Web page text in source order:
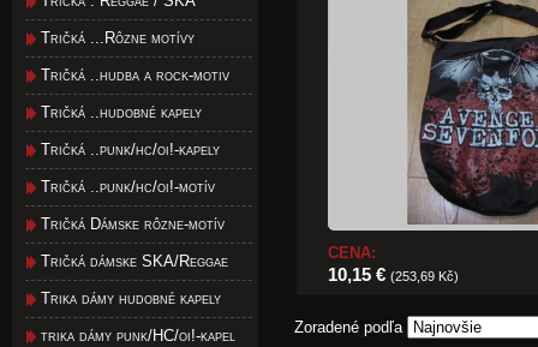
Tričká ...Rôzne motívy
Tričká ..hudba a rock-motiv
Tričká ..hudobné kapely
Tričká ..punk/hc/oi!-kapely
Tričká ..punk/hc/oi!-motív
Tričká Dámske rôzne-motív
Tričká dámske SKA/Reggae
Trika dámy hudobné kapely
trika dámy punk/HC/oi!-kapel
CENA:
10,15 € (253,69 Kč)
Zoradené podľa